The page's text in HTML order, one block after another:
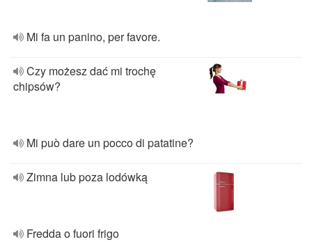
Mi fa un panino, per favore.
Czy możesz dać mi trochę
chipsów?
Mi può dare un pocco di patatine?
Zimna lub poza lodówką
Fredda o fuori frigo